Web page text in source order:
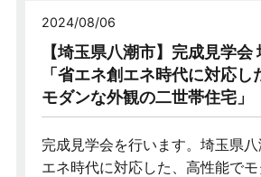
2024/08/06
【埼玉県八潮市】完成見学会
「省エネ創エネ時代に対応し
モダンな外観の二世帯住宅」
完成見学会を行います。埼玉県
エネ時代に対応した、高性能で